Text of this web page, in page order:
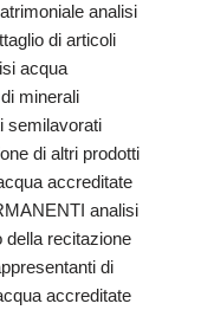
analisi
di articoli
acqua
minerali
semilavorati
di altri prodotti
accreditate
analisi
della recitazione
di
accreditate